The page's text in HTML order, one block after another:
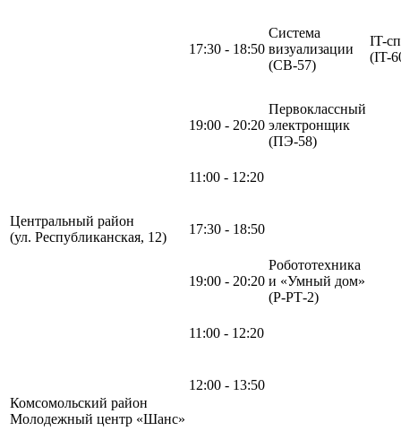
17:30 - 18:50
Система
визуализации
(СВ-57)
IT-
(IT-
19:00 - 20:20
Первоклассный
электронщик
(ПЭ-58)
Центральный район
(ул. Республиканская, 12)
11:00 - 12:20
17:30 - 18:50
19:00 - 20:20
Робототехника
и «Умный дом»
(Р-РТ-2)
Комсомольский район
Молодежный центр «Шанс»
11:00 - 12:20
12:00 - 13:50